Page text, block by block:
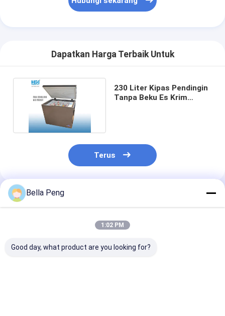
Dapatkan Harga Terbaik Untuk
230 Liter Kipas Pendingin
Tanpa Beku Es Krim
Terus
Rekomendasi Produk
Bella Peng
1:02 PM
Good day, what product are you looking for?